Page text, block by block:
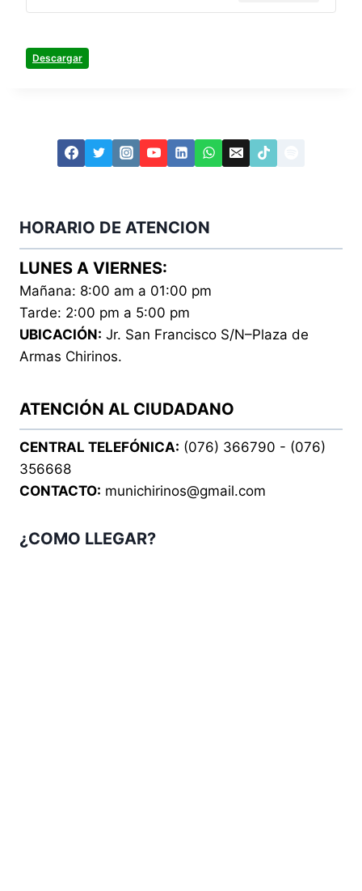
Descargar
HORARIO DE ATENCION
LUNES A VIERNES:
Mañana: 8:00 am a 01:00 pm
Tarde: 2:00 pm a 5:00 pm
UBICACIÓN: Jr. San Francisco S/N–Plaza de
Armas Chirinos.
ATENCIÓN AL CIUDADANO
CENTRAL TELEFÓNICA: (076) 366790 - (076)
356668
CONTACTO: munichirinos@gmail.com
¿COMO LLEGAR?